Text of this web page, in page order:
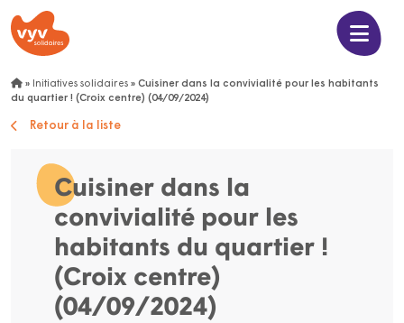
» Initiatives solidaires » Cuisiner dans la convivialité pour les habitants
du quartier ! (Croix centre) (04/09/2024)
Retour à la liste
Cuisiner dans la
convivialité pour les
habitants du quartier !
(Croix centre)
(04/09/2024)